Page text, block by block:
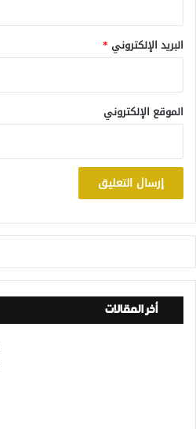
البريد الإلكتروني *
الموقع الإلكتروني
أخر المقالات